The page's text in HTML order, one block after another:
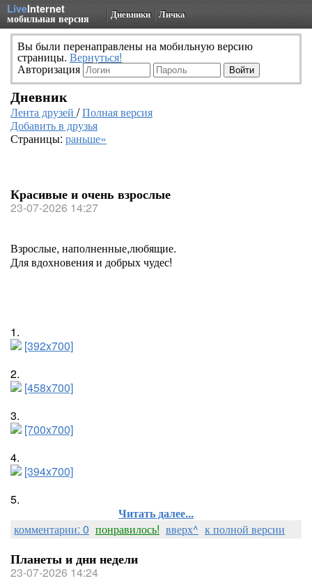
LiveInternet
мобильная версия Дневники Личка
Вы были перенаправлены на мобильную версию
страницы. Вернуться!
Авторизация
Дневник
Лента друзей /Полная версия
Добавить в друзья
Страницы: раньше»
Красивые и очень взрослые
23-07-2026 14:27
Взрослые, наполненные,любящие.
Для вдохновения и добрых чудес!
1.
[392x700]
2.
[458x700]
3.
[700x700]
4.
[394x700]
5.
Читать далее...
комментарии: 0 понравилось! вверх^ к полной версии
Планеты и дни недели
23-07-2026 14:24